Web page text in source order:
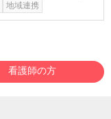
地域連携
看護師の方